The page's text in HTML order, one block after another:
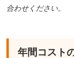
合わせください。
年間コスト